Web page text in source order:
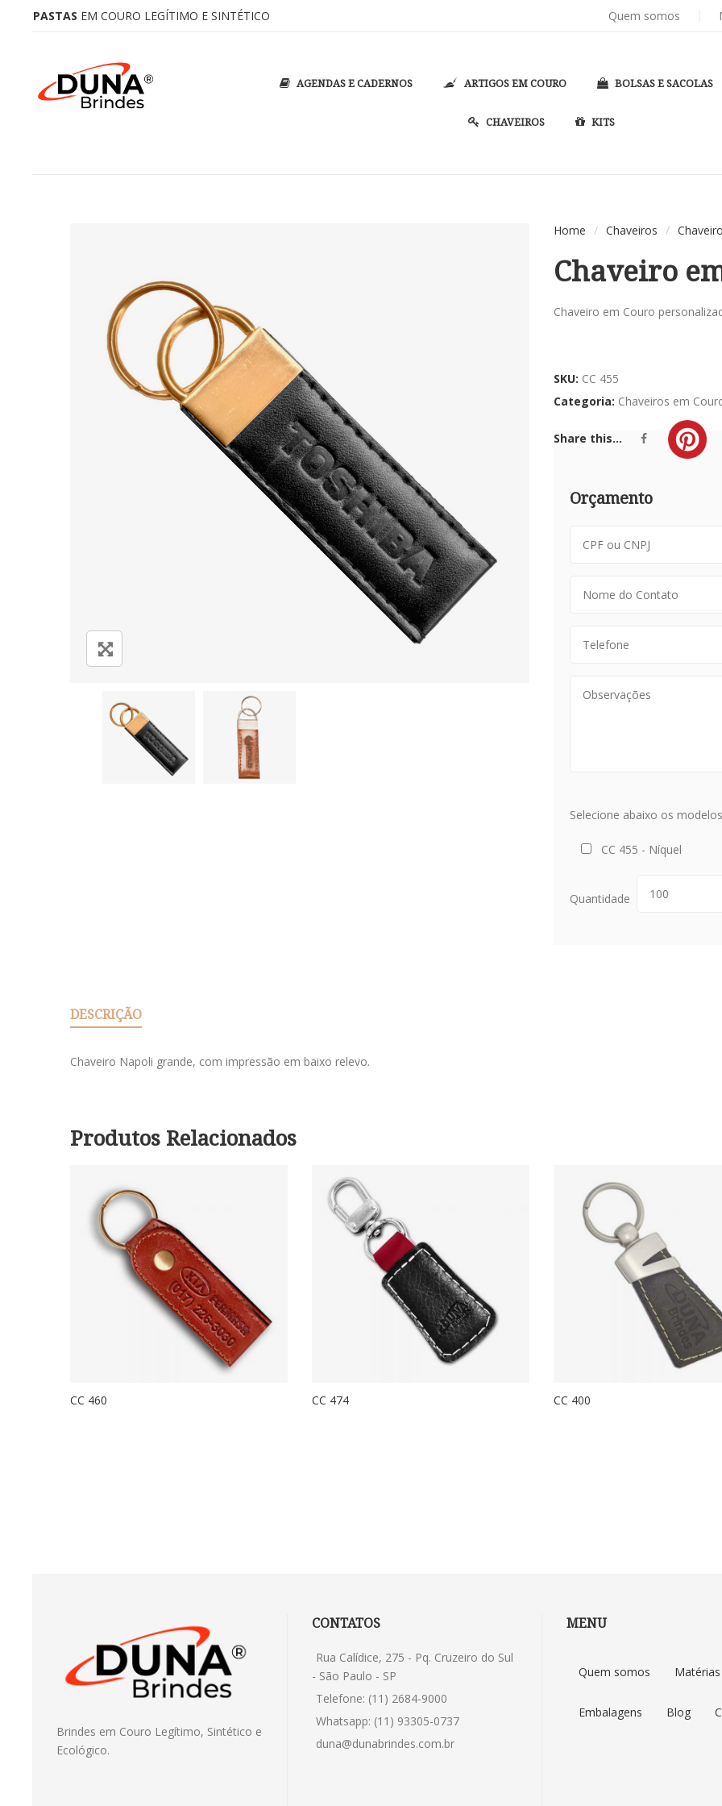
PASTAS EM COURO LEGÍTIMO E SINTÉTICO PERSONALIZADAS COM
Quem somos
AGENDAS E CADERNOS ARTIGOS EM COURO BOLSAS E SACOLAS
CHAVEIROS KITS
Home / Chaveiros /
Chaveiro
Chaveiro em Couro
SKU: CC 455
Categoria: Chaveiros em
Share this...
Orçamento
Selecione abaixo os
CC 455 - Níquel
Quantidade
DESCRIÇÃO
Chaveiro Napoli grande, com impressão em baixo relevo.
Produtos Relacionados
CC 460 CC 474 CC 400
Brindes em Couro Legítimo, Sintético e
Ecológico.
CONTATOS
Rua Calídice, 275 - Pq. Cruzeiro do Sul
- São Paulo - SP
Telefone: (11) 2684-9000
Whatsapp: (11) 93305-0737
duna@dunabrindes.com.br
MENU
Quem somos
Embalagens Blog